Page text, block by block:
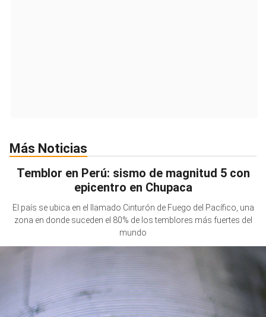
Más Noticias
Temblor en Perú: sismo de magnitud 5 con
epicentro en Chupaca
El país se ubica en el llamado Cinturón de Fuego del Pacífico, una
zona en donde suceden el 80% de los temblores más fuertes del
mundo